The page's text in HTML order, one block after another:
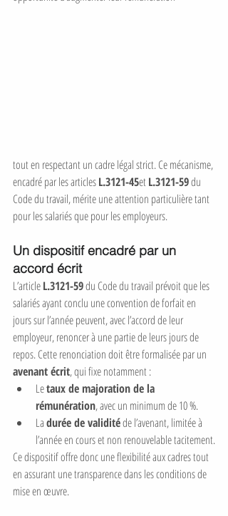
tout en respectant un cadre légal strict. Ce mécanisme,
encadré par les articles L.3121-45et L.3121-59 du
Code du travail, mérite une attention particulière tant
pour les salariés que pour les employeurs.
Un dispositif encadré par un
accord écrit
L’article L.3121-59 du Code du travail prévoit que les
salariés ayant conclu une convention de forfait en
jours sur l’année peuvent, avec l’accord de leur
employeur, renoncer à une partie de leurs jours de
repos. Cette renonciation doit être formalisée par un
avenant écrit, qui fixe notamment :
Le taux de majoration de la
rémunération, avec un minimum de 10 %.
La durée de validité de l’avenant, limitée à
l’année en cours et non renouvelable tacitement.
Ce dispositif offre donc une flexibilité aux cadres tout
en assurant une transparence dans les conditions de
mise en œuvre.